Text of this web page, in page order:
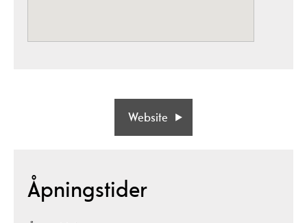
Website
Åpningstider